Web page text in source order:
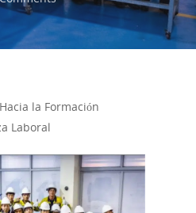
la Formación
Laboral